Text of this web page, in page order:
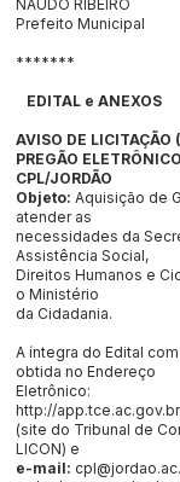
NAUDO RIBEIRO
Prefeito Municipal
*******
EDITAL e ANEXOS
AVISO DE LICITAÇÃO (
PREGÃO
CPL/JORDÃO
Objeto: Aquisição de
atender as
necessidades da
Assistência Social,
Direitos Humanos e
o Ministério
da Cidadania.
A íntegra do Edital
obtida no Endereço
Eletrônico:
http://
(site do Tribunal de
LICON) e
e-mail: